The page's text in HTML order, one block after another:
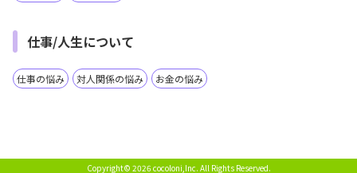
仕事/人生について
仕事の悩み 対人関係の悩み お金の悩み
Copyright© 2026 cocoloni,Inc. All Rights Reserved.